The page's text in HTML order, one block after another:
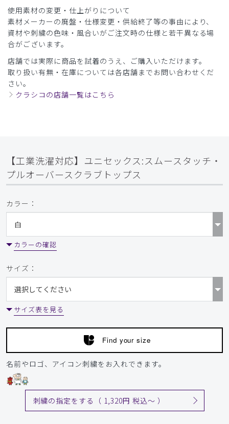
使用素材の変更・仕上がりについて
素材メーカーの廃盤・仕様変更・供給終了等の事由により、
資材や刺繍の色味・風合いがご注文時の仕様と若干異なる場
合がございます。
店舗では実際に商品を試着のうえ、ご購入いただけます。
取り扱い有無・在庫については各店舗までお問い合わせくだ
さい。
クラシコの店舗一覧はこちら
【工業洗濯対応】ユニセックス:スムースタッチ・
プルオーバースクラブトップス
カラー：
カラーの確認
サイズ：
サイズ表を見る
Find your size
名前やロゴ、アイコン刺繍をお入れできます。
刺繍の指定をする（ 1,320円 税込〜 ）